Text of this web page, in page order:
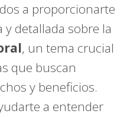
a proporcionarte
detallada sobre la
, un tema crucial
que buscan
y beneficios.
a entender